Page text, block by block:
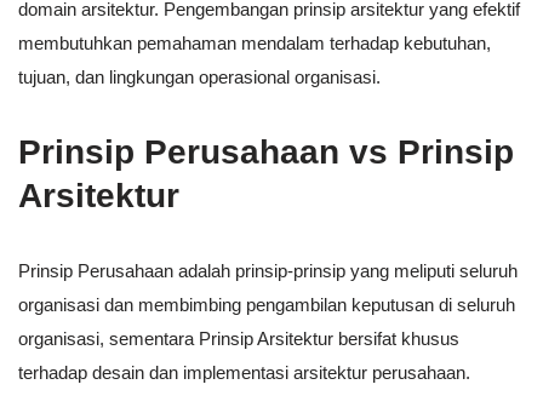
domain arsitektur. Pengembangan prinsip arsitektur yang efektif
membutuhkan pemahaman mendalam terhadap kebutuhan,
tujuan, dan lingkungan operasional organisasi.
Prinsip Perusahaan vs Prinsip
Arsitektur
Prinsip Perusahaan adalah prinsip-prinsip yang meliputi seluruh
organisasi dan membimbing pengambilan keputusan di seluruh
organisasi, sementara Prinsip Arsitektur bersifat khusus
terhadap desain dan implementasi arsitektur perusahaan.